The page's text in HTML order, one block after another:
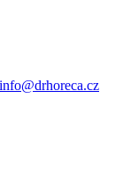
info@drhoreca.cz